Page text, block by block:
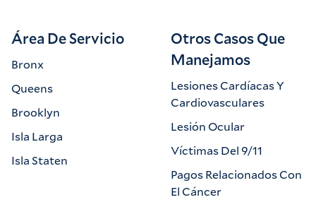
Área De Servicio
Bronx
Queens
Brooklyn
Isla Larga
Isla Staten
Otros Casos Que
Manejamos
Lesiones Cardíacas Y
Cardiovasculares
Lesión Ocular
Víctimas Del 9/11
Pagos Relacionados Con
El Cáncer